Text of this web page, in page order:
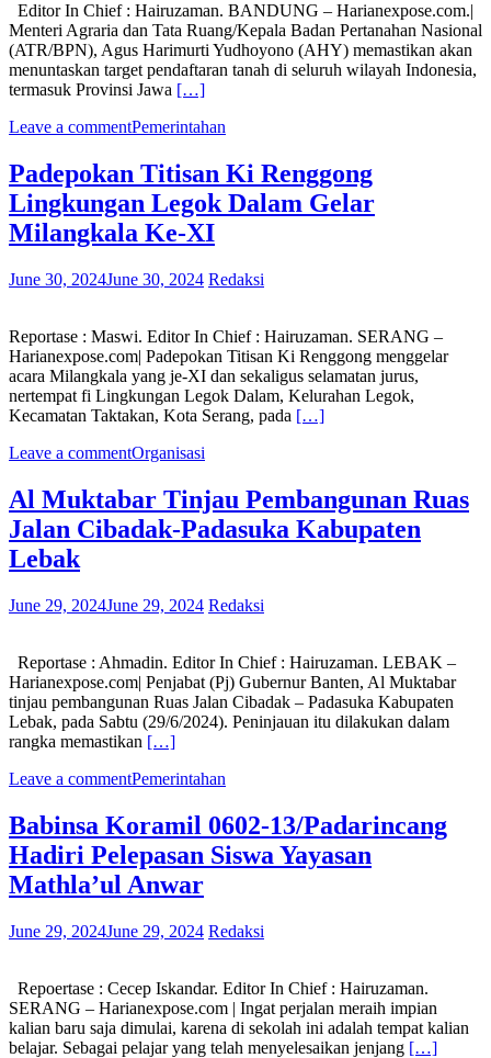
Editor In Chief : Hairuzaman. BANDUNG – Harianexpose.com.|
Menteri Agraria dan Tata Ruang/Kepala Badan Pertanahan Nasional
(ATR/BPN), Agus Harimurti Yudhoyono (AHY) memastikan akan
menuntaskan target pendaftaran tanah di seluruh wilayah Indonesia,
termasuk Provinsi Jawa […]
Leave a commentPemerintahan
Padepokan Titisan Ki Renggong
Lingkungan Legok Dalam Gelar
Milangkala Ke-XI
June 30, 2024June 30, 2024 Redaksi
Reportase : Maswi. Editor In Chief : Hairuzaman. SERANG –
Harianexpose.com| Padepokan Titisan Ki Renggong menggelar
acara Milangkala yang je-XI dan sekaligus selamatan jurus,
nertempat fi Lingkungan Legok Dalam, Kelurahan Legok,
Kecamatan Taktakan, Kota Serang, pada […]
Leave a commentOrganisasi
Al Muktabar Tinjau Pembangunan Ruas
Jalan Cibadak-Padasuka Kabupaten
Lebak
June 29, 2024June 29, 2024 Redaksi
Reportase : Ahmadin. Editor In Chief : Hairuzaman. LEBAK –
Harianexpose.com| Penjabat (Pj) Gubernur Banten, Al Muktabar
tinjau pembangunan Ruas Jalan Cibadak – Padasuka Kabupaten
Lebak, pada Sabtu (29/6/2024). Peninjauan itu dilakukan dalam
rangka memastikan […]
Leave a commentPemerintahan
Babinsa Koramil 0602-13/Padarincang
Hadiri Pelepasan Siswa Yayasan
Mathla’ul Anwar
June 29, 2024June 29, 2024 Redaksi
Repoertase : Cecep Iskandar. Editor In Chief : Hairuzaman.
SERANG – Harianexpose.com | Ingat perjalan meraih impian
kalian baru saja dimulai, karena di sekolah ini adalah tempat kalian
belajar. Sebagai pelajar yang telah menyelesaikan jenjang […]